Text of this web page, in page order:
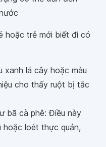
hoặc trẻ mới biết đi có
xanh lá cây hoặc màu
cho thấy ruột bị tắc
bã cà phê: Điều này
loét thực quản,